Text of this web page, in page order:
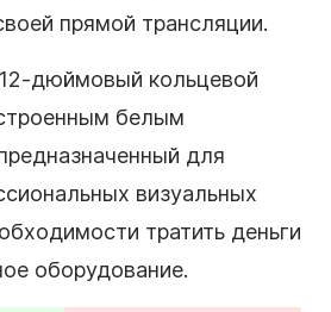
прямой трансляции.
дюймовый кольцевой
белым
для
визуальных
тратить деньги
оборудование.